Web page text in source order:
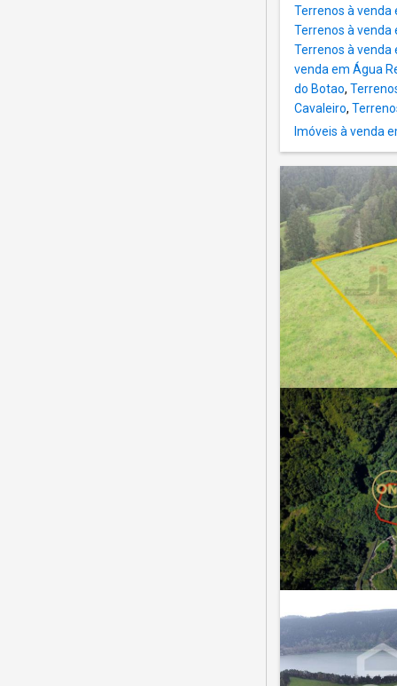
Terrenos à venda
Terrenos à venda
Terrenos à venda
venda em Água
do Botao,
Cavaleiro,
Imóveis à venda